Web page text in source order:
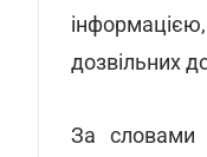
дозвільних
За словами